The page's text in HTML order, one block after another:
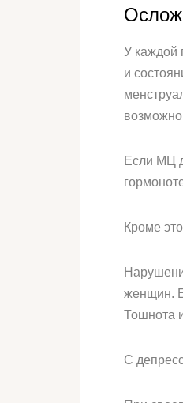
У каждой
и
Если МЦ
Кроме
женщин.
Тошнота
С